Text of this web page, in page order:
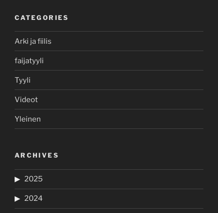
CATEGORIES
Arki ja fiilis
faijatyyli
Tyyli
Videot
Yleinen
ARCHIVES
2025
2024